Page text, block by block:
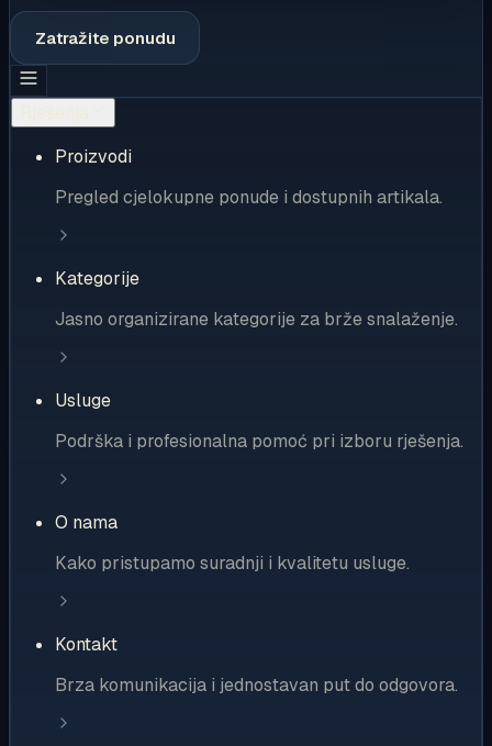
Zatražite ponudu
Proizvodi
Pregled cjelokupne ponude i dostupnih artikala.
Kategorije
Jasno organizirane kategorije za brže snalaženje.
Usluge
Podrška i profesionalna pomoć pri izboru rješenja.
O nama
Kako pristupamo suradnji i kvalitetu usluge.
Kontakt
Brza komunikacija i jednostavan put do odgovora.